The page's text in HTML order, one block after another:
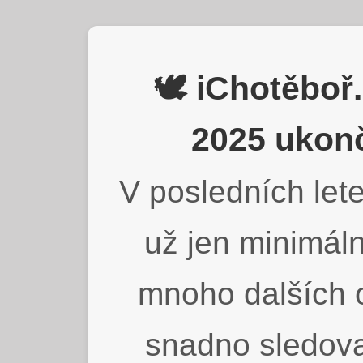
🕊️
2025
V posledních
už jen
mnoho dalších
snadno